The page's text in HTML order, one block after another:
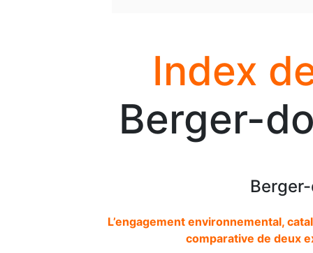
Index
Berger-
L’engagement environnemental,
comparative de deux